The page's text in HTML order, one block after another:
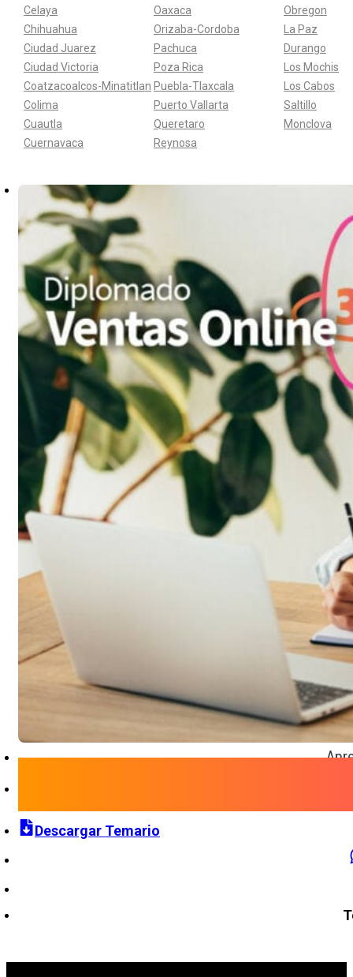
Celaya
Chihuahua
Ciudad Juarez
Ciudad Victoria
Coatzacoalcos-Minatitlan
Colima
Cuautla
Cuernavaca
Oaxaca
Orizaba-Cordoba
Pachuca
Poza Rica
Puebla-Tlaxcala
Puerto Vallarta
Queretaro
Reynosa
Obregon
La Paz
Durango
Los Mochis
Los Cabos
Saltillo
Monclova
Descargar Temario